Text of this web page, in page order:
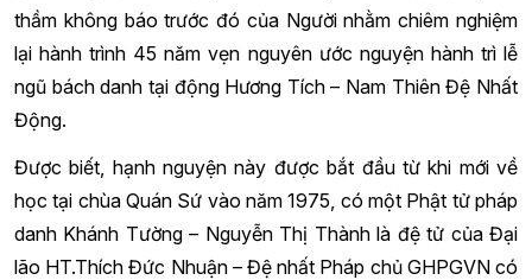
thầm không báo trước đó của Người nhằm chiêm nghiệm
lại hành trình 45 năm vẹn nguyên ước nguyện hành trì lễ
ngũ bách danh tại động Hương Tích – Nam Thiên Đệ Nhất
Động.
Được biết, hạnh nguyện này được bắt đầu từ khi mới về
học tại chùa Quán Sứ vào năm 1975, có một Phật tử pháp
danh Khánh Tường – Nguyễn Thị Thành là đệ tử của Đại
lão HT.Thích Đức Nhuận – Đệ nhất Pháp chủ GHPGVN có